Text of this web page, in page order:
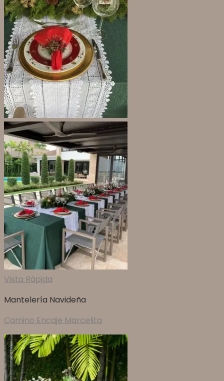
Vista Rápida
Mantelería Navideña
Camino Encaje Marcelita